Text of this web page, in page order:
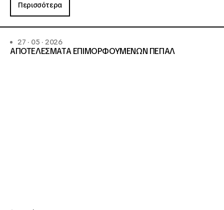
Περισσότερα
27 · 05 · 2026
ΑΠΟΤΕΛΕΣΜΑΤΑ ΕΠΙΜΟΡΦΟΥΜΕΝΩΝ ΠΕΠΑΛ